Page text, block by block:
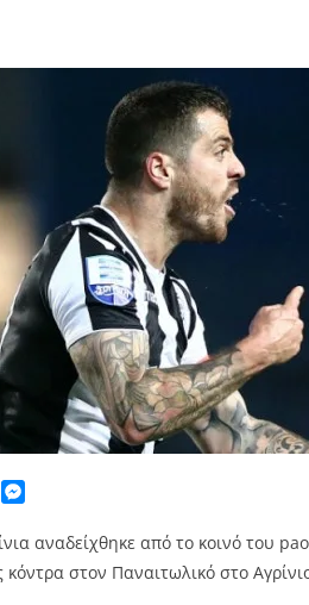
Copy
αναδείχθηκε από το κοινό του
στον Παναιτωλικό στο